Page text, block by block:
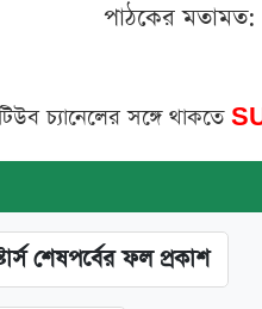
পাঠকের মতামত:
চ্যানেলের সঙ্গে থাকতে
শেষপর্বের ফল প্রকাশ